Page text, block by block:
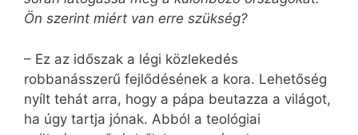
Ön szerint miért van erre szükség?
– Ez az időszak a légi közlekedés
robbanásszerű fejlődésének a kora. Lehetőség
nyílt tehát arra, hogy a pápa beutazza a világot,
ha úgy tartja jónak. Abból a teológiai